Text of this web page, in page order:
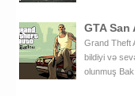
GTA
Grand Theft
bildiyi və
olunmuş